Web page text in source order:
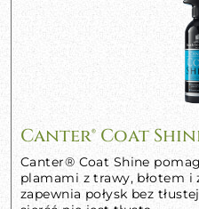
Canter® Coat
Canter® Coat Shine
plamami z trawy, błotem i
zapewnia połysk bez